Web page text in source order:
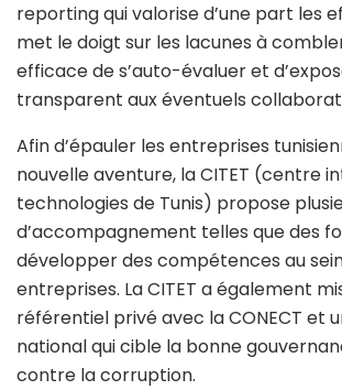
reporting qui valorise d’une part les
met le doigt sur les lacunes à
efficace de s’auto-évaluer et
transparent aux éventuels
Afin d’épauler les entreprises
nouvelle aventure, la CITET (centre
technologies de Tunis) propose
d’accompagnement telles que des
développer des compétences au
entreprises. La CITET a également
référentiel privé avec la CONECT et
national qui cible la bonne
contre la corruption.